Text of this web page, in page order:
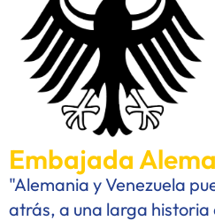
Embajada
"Alemania y Venezuela
atrás, a una larga historia